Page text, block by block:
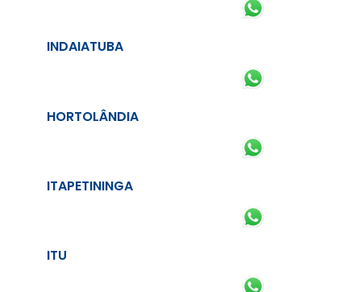
INDAIATUBA
HORTOLÂNDIA
ITAPETININGA
ITU